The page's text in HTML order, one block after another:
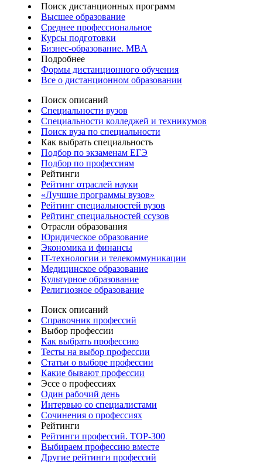
Поиск дистанционных программ
Высшее образование
Среднее профессиональное
Курсы подготовки
Бизнес-образование. MBA
Подробнее
Формы дистанционного обучения
Все о дистанционном образовании
Поиск описаний
Специальности вузов
Специальности колледжей и техникумов
Поиск вуза по специальности
Как выбрать специальность
Подбор по экзаменам ЕГЭ
Подбор по профессиям
Рейтинги
Рейтинг отраслей науки
«Лучшие программы вузов»
Рейтинг специальностей вузов
Рейтинг специальностей ссузов
Отрасли образования
Юридическое образование
Экономика и финансы
IT-технологии и телекоммуникации
Медицинское образование
Культурное образование
Религиозное образование
Поиск описаний
Справочник профессий
Выбор профессии
Как выбрать профессию
Тесты на выбор профессии
Статьи о выборе профессии
Какие бывают профессии
Эссе о профессиях
Один рабочий день
Интервью со специалистами
Сочинения о профессиях
Рейтинги
Рейтинги профессий. TOP-300
Выбираем профессию вместе
Другие рейтинги профессий